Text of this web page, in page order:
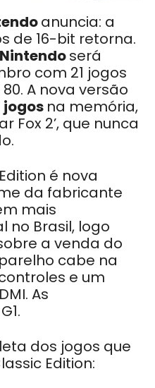
anuncia: a
de 16-bit retorna.
será
com 21 jogos
A nova versão
jogos na memória,
Fox 2’, que nunca
é nova
da fabricante
mais
no Brasil, logo
a venda do
cabe na
e um
As
dos jogos que
Edition: